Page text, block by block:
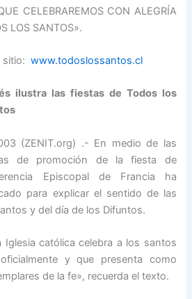
CELEBRAREMOS CON ALEGRÍA
LOS SANTOS».
sitio:www.todoslossantos.cl
ilustra las fiestas de Todos los
(ZENIT.org) .- En medio de las
de promoción de la fiesta de
Episcopal de Francia ha
para explicar el sentido de las
y del día de los Difuntos.
Iglesia católica celebra a los santos
y que presenta como
de la fe», recuerda el texto.